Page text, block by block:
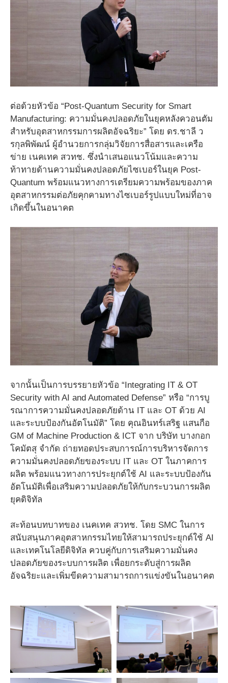
ต่อด้วยหัวข้อ “Post-Quantum Security for Smart
Manufacturing: ความมั่นคงปลอดภัยในยุคหลังควอนตัม
สำหรับอุตสาหกรรมการผลิตอัจฉริยะ” โดย ดร.ชาลี ว
รกุลพิพัฒน์ ผู้อำนวยการกลุ่มวิจัยการสื่อสารและเครือ
ข่าย เนคเทค สวทช. ซึ่งนำเสนอแนวโน้มและความ
ท้าทายด้านความมั่นคงปลอดภัยไซเบอร์ในยุค Post-
Quantum พร้อมแนวทางการเตรียมความพร้อมของภาค
อุตสาหกรรมต่อภัยคุกคามทางไซเบอร์รูปแบบใหม่ที่อาจ
เกิดขึ้นในอนาคต
จากนั้นเป็นการบรรยายหัวข้อ “Integrating IT & OT
Security with AI and Automated Defense” หรือ “การบู
รณาการความมั่นคงปลอดภัยด้าน IT และ OT ด้วย AI
และระบบป้องกันอัตโนมัติ” โดย คุณอินทร์เสริฐ แสนกือ
GM of Machine Production & ICT จาก บริษัท บางกอก
โคมัตสุ จำกัด ถ่ายทอดประสบการณ์การบริหารจัดการ
ความมั่นคงปลอดภัยของระบบ IT และ OT ในภาคการ
ผลิต พร้อมแนวทางการประยุกต์ใช้ AI และระบบป้องกัน
อัตโนมัติเพื่อเสริมความปลอดภัยให้กับกระบวนการผลิต
ยุคดิจิทัล
สะท้อนบทบาทของ เนคเทค สวทช. โดย SMC ในการ
สนับสนุนภาคอุตสาหกรรมไทยให้สามารถประยุกต์ใช้ AI
และเทคโนโลยีดิจิทัล ควบคู่กับการเสริมความมั่นคง
ปลอดภัยของระบบการผลิต เพื่อยกระดับสู่การผลิต
อัจฉริยะและเพิ่มขีดความสามารถการแข่งขันในอนาคต